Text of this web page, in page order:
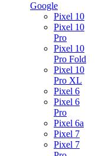
Google
Pixel 10
Pixel 10
Pro
Pixel 10
Pro Fold
Pixel 10
Pro XL
Pixel 6
Pixel 6
Pro
Pixel 6a
Pixel 7
Pixel 7